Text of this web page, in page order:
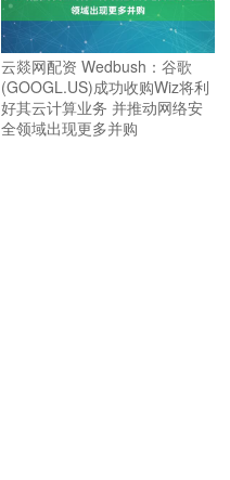
云燚网配资 Wedbush：谷歌
(GOOGL.US)成功收购Wiz将利
好其云计算业务 并推动网络安
全领域出现更多并购